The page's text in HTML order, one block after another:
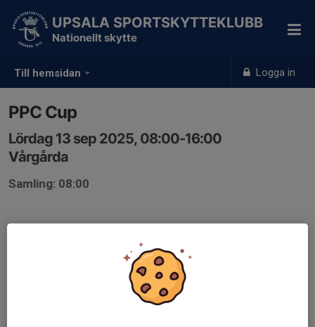
Till hemsidan Logga in
UPSALA SPORTSKYTTEKLUBB
Nationellt skytte
PPC Cup
Lördag 13 sep 2025, 08:00-16:00
Vårgårda
Samling: 08:00